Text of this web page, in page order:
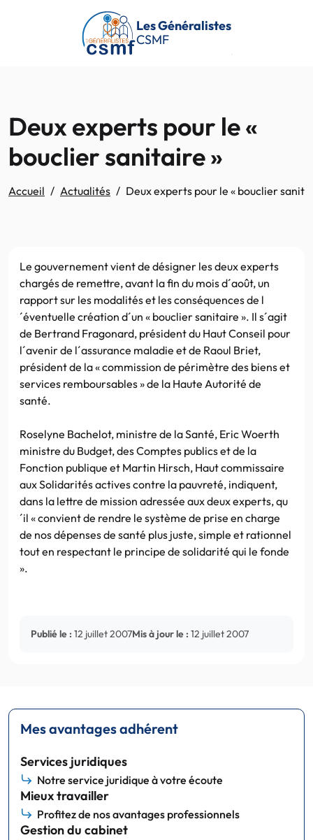
Passer au contenu principal
Les Généralistes
CSMF
Deux experts pour le «
bouclier sanitaire »
Accueil Actualités Deux experts pour le « bouclier
Le gouvernement vient de désigner les deux experts
chargés de remettre, avant la fin du mois d´août, un
rapport sur les modalités et les conséquences de l
´éventuelle création d´un « bouclier sanitaire ». Il s´agit
de Bertrand Fragonard, président du Haut Conseil pour
l´avenir de l´assurance maladie et de Raoul Briet,
président de la « commission de périmètre des biens et
services remboursables » de la Haute Autorité de
santé.
Roselyne Bachelot, ministre de la Santé, Eric Woerth
ministre du Budget, des Comptes publics et de la
Fonction publique et Martin Hirsch, Haut commissaire
aux Solidarités actives contre la pauvreté, indiquent,
dans la lettre de mission adressée aux deux experts, qu
´il « convient de rendre le système de prise en charge
de nos dépenses de santé plus juste, simple et rationnel
tout en respectant le principe de solidarité qui le fonde
».
Publié le : 12 juillet 2007Mis à jour le : 12 juillet 2007
Mes avantages adhérent
Services juridiques
Notre service juridique à votre écoute
Mieux travailler
Profitez de nos avantages professionnels
Gestion du cabinet